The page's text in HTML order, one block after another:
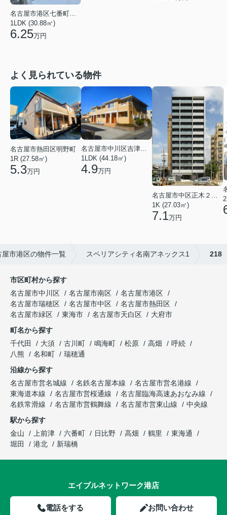
名古屋市港区七番町４丁目
1LDK (30.88㎡)
6.25万円
よく見られている物件
名古屋市熱田区明野町
1R (27.58㎡)
5.3万円
名古屋市中川区吉津４丁目
1LDK (44.18㎡)
4.9万円
1K (27.03㎡)
7.1万円
屋市港区の物件一覧 スペリアシティ名南アネックス1 218
市区町村から探す
名古屋市中川区
名古屋市南区
名古屋市港区
名古屋市瑞穂区
名古屋市中区
名古屋市熱田区
名古屋市緑区
東海市 名古屋市天白区
大府市
町名から探す
千代田
大須 古川町 鳴海町 松原 高畑
呼続
八熊
名和町
瑞穂通
沿線から探す
名古屋市営名城線
名鉄名古屋本線
名古屋市営名港線
東海道本線
名古屋市営桜通線
名古屋臨海高速あおなみ線
名鉄常滑線
名古屋市営鶴舞線 名古屋市営東山線
中央線
駅から探す
金山
上前津 六番町 日比野 高畑 鶴里
東海通
堀田
港北 新瑞橋
エイブルネットワーク港店
電話をする お問い合わせ